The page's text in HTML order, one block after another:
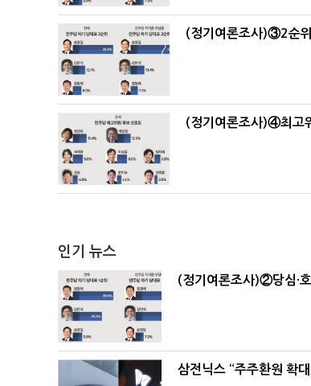
(정기여론조사)③2순
(정기여론조사)④최고
인기 뉴스
(정기여론조사)②당심·
삼전닉스 “주주환원 확